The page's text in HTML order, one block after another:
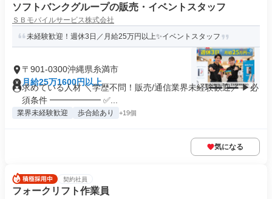
ソフトバンクグループの販売・イベントスタッフ
ＳＢモバイルサービス株式会社
未経験歓迎！週休3日／月給25万円以上✨イベントスタッフ
〒901-0300沖縄県糸満市
月給25万1600円以上
求めている人材 ＼学歴不問！販売/通信業界未経験歓迎／ ▶必
須条件 ━━━━━━ ✅...
業界未経験歓迎 歩合給あり +19個
気になる
契約社員
フォークリフト作業員